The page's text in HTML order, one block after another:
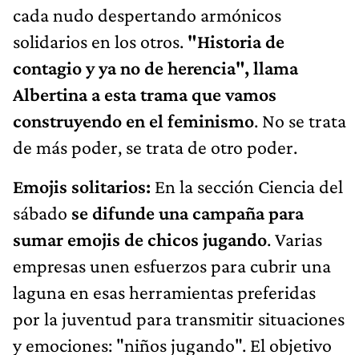
cada nudo despertando armónicos
solidarios en los otros. "Historia de
contagio y ya no de herencia", llama
Albertina a esta trama que vamos
construyendo en el feminismo. No se trata
de más poder, se trata de otro poder.
Emojis solitarios: En la sección Ciencia del
sábado se difunde una campaña para
sumar emojis de chicos jugando. Varias
empresas unen esfuerzos para cubrir una
laguna en esas herramientas preferidas
por la juventud para transmitir situaciones
y emociones: "niños jugando". El objetivo